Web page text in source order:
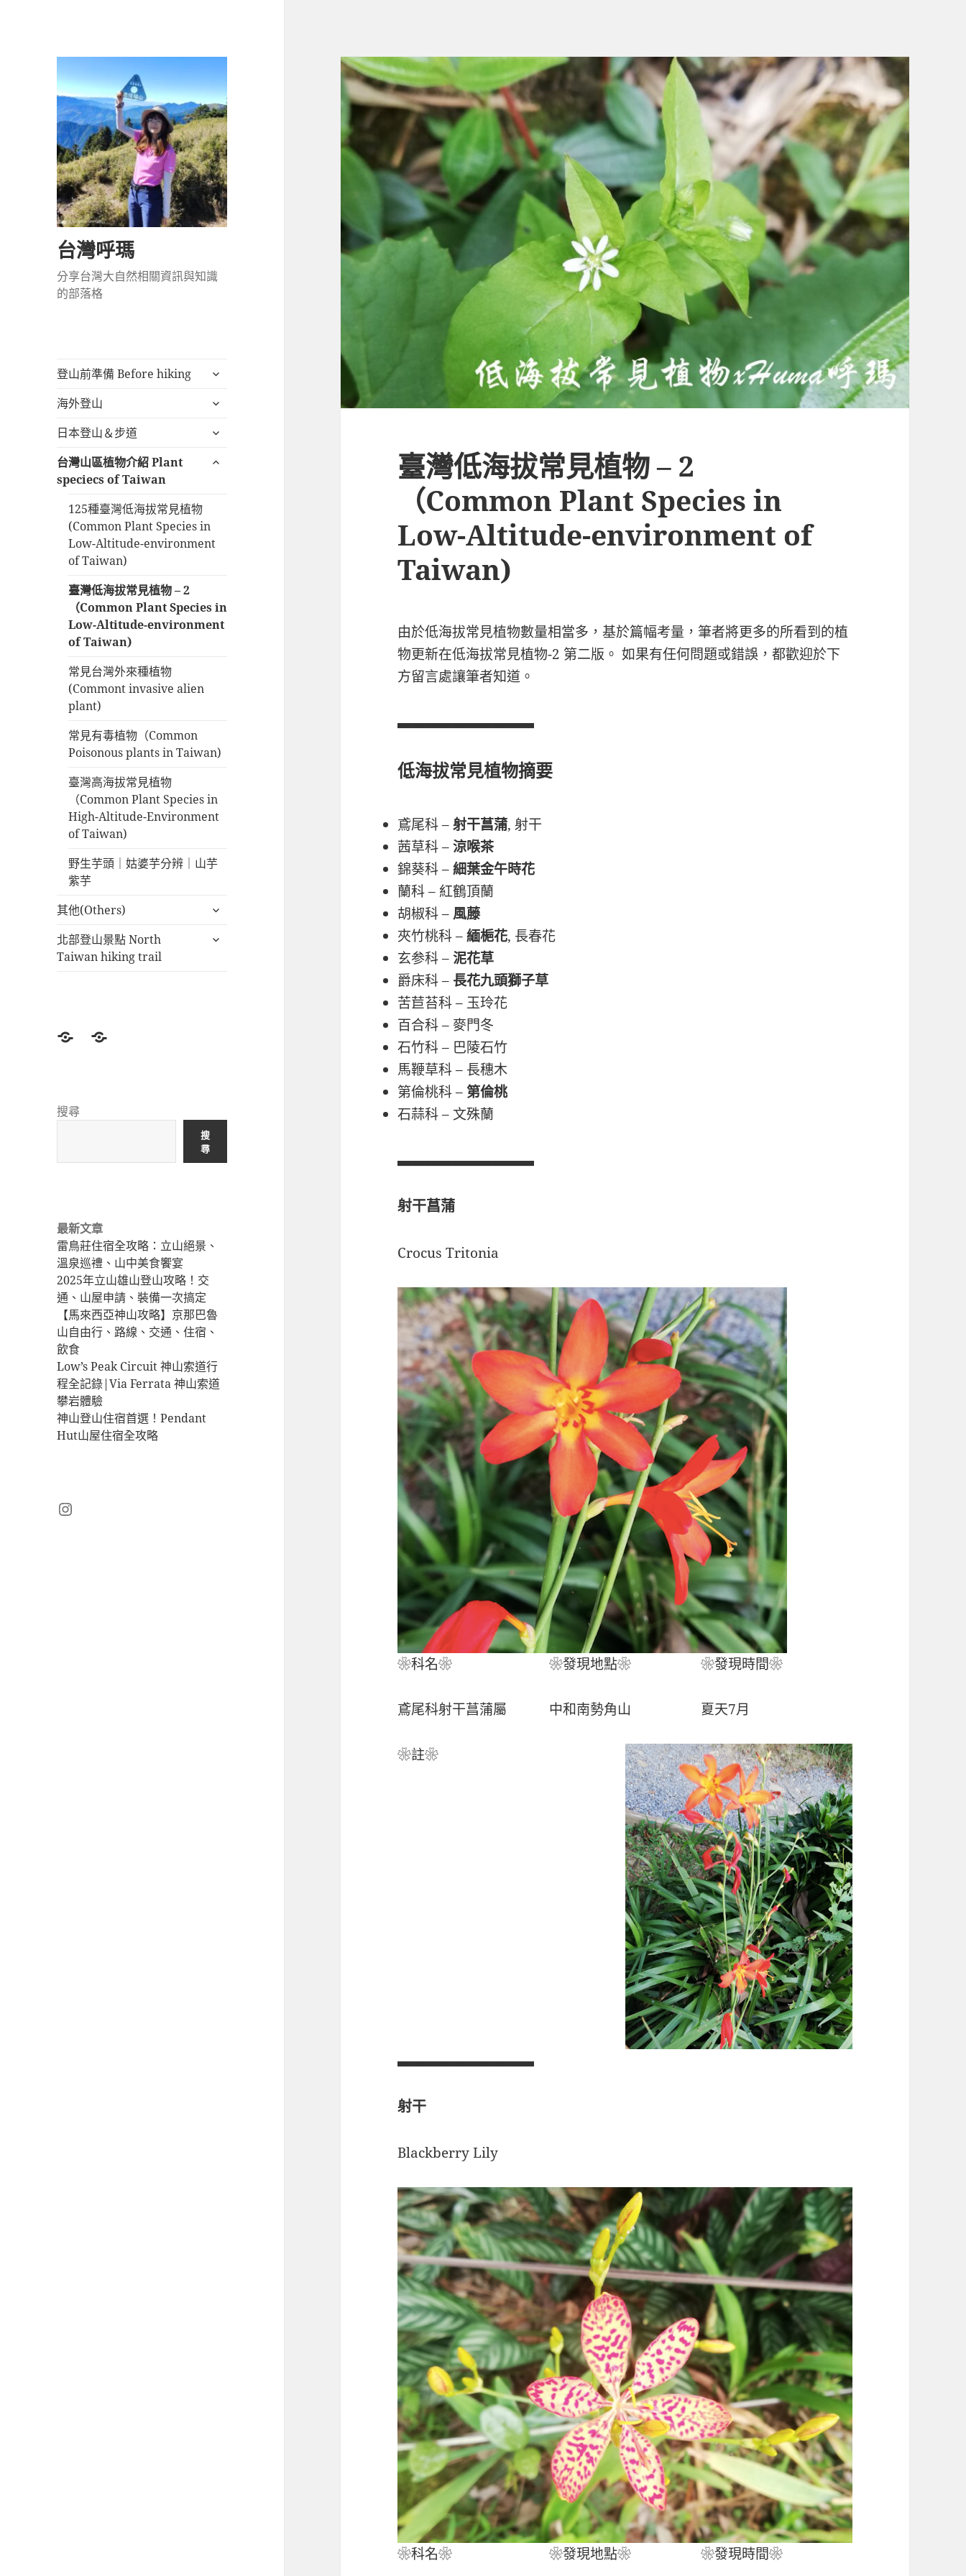
台灣呼瑪
分享台灣大自然相關資訊與知識
的部落格
登山前準備 Before hiking
展
子
單
海外登山
展
子
單
日本登山＆步道
展
子
台灣山區植物介紹 Plant
speciecs of Taiwan
展
單
125種臺灣低海拔常見植物
(Common Plant Species in
Low-Altitude-environment
of Taiwan)
臺灣低海拔常見植物 – 2
（Common Plant Species in
Low-Altitude-environment
of Taiwan)
常見台灣外來種植物
(Commont invasive alien
plant)
常見有毒植物（Common
Poisonous plants in Taiwan)
臺灣高海拔常見植物
（Common Plant Species in
High-Altitude-Environment
of Taiwan)
野生芋頭｜姑婆芋分辨｜山芋
紫芋
其他(Others)
展
子
北部登山景點 North
Taiwan hiking trail
展
登
準
北
hiking
trail
搜尋
搜
尋
最新文章
雷鳥莊住宿全攻略：立山絕景、
溫泉巡禮、山中美食饗宴
2025年立山雄山登山攻略！交
通、山屋申請、裝備一次搞定
【馬來西亞神山攻略】京那巴魯
山自由行、路線、交通、住宿、
飲食
Low’s Peak Circuit 神山索道行
程全記錄|Via Ferrata 神山索道
攀岩體驗
神山登山住宿首選！Pendant
Hut山屋住宿全攻略
Instagram
臺灣低海拔常見植物 – 2
（Common Plant Species in
Low-Altitude-environment of
Taiwan)
由於低海拔常見植物數量相當多，基於篇幅考量，筆者將更多的所看到的植
物更新在低海拔常見植物-2 第二版。 如果有任何問題或錯誤，都歡迎於下
方留言處讓筆者知道。
▃▃▃▃▃▃▃▃▃▃
低海拔常見植物摘要
鳶尾科 –射干菖蒲, 射干
茜草科 –涼喉茶
錦葵科 –細葉金午時花
蘭科 – 紅鶴頂蘭
胡椒科 – 風藤
夾竹桃科 –緬梔花, 長春花
玄参科 –泥花草
爵床科 – 長花九頭獅子草
苦苣苔科 – 玉玲花
百合科 – 麥門冬
石竹科 – 巴陵石竹
馬鞭草科 – 長穗木
第倫桃科 –第倫桃
石蒜科 – 文殊蘭
▃▃▃▃▃▃▃▃▃▃
射干菖蒲
Crocus Tritonia
❀科名❀
鳶尾科射干菖蒲屬
❀發現地點❀
中和南勢角山
❀發現時間❀
夏天7月
❀註❀
▃▃▃▃▃▃▃▃▃▃
射干
Blackberry Lily
❀科名❀ ❀發現地點❀ ❀發現時間❀